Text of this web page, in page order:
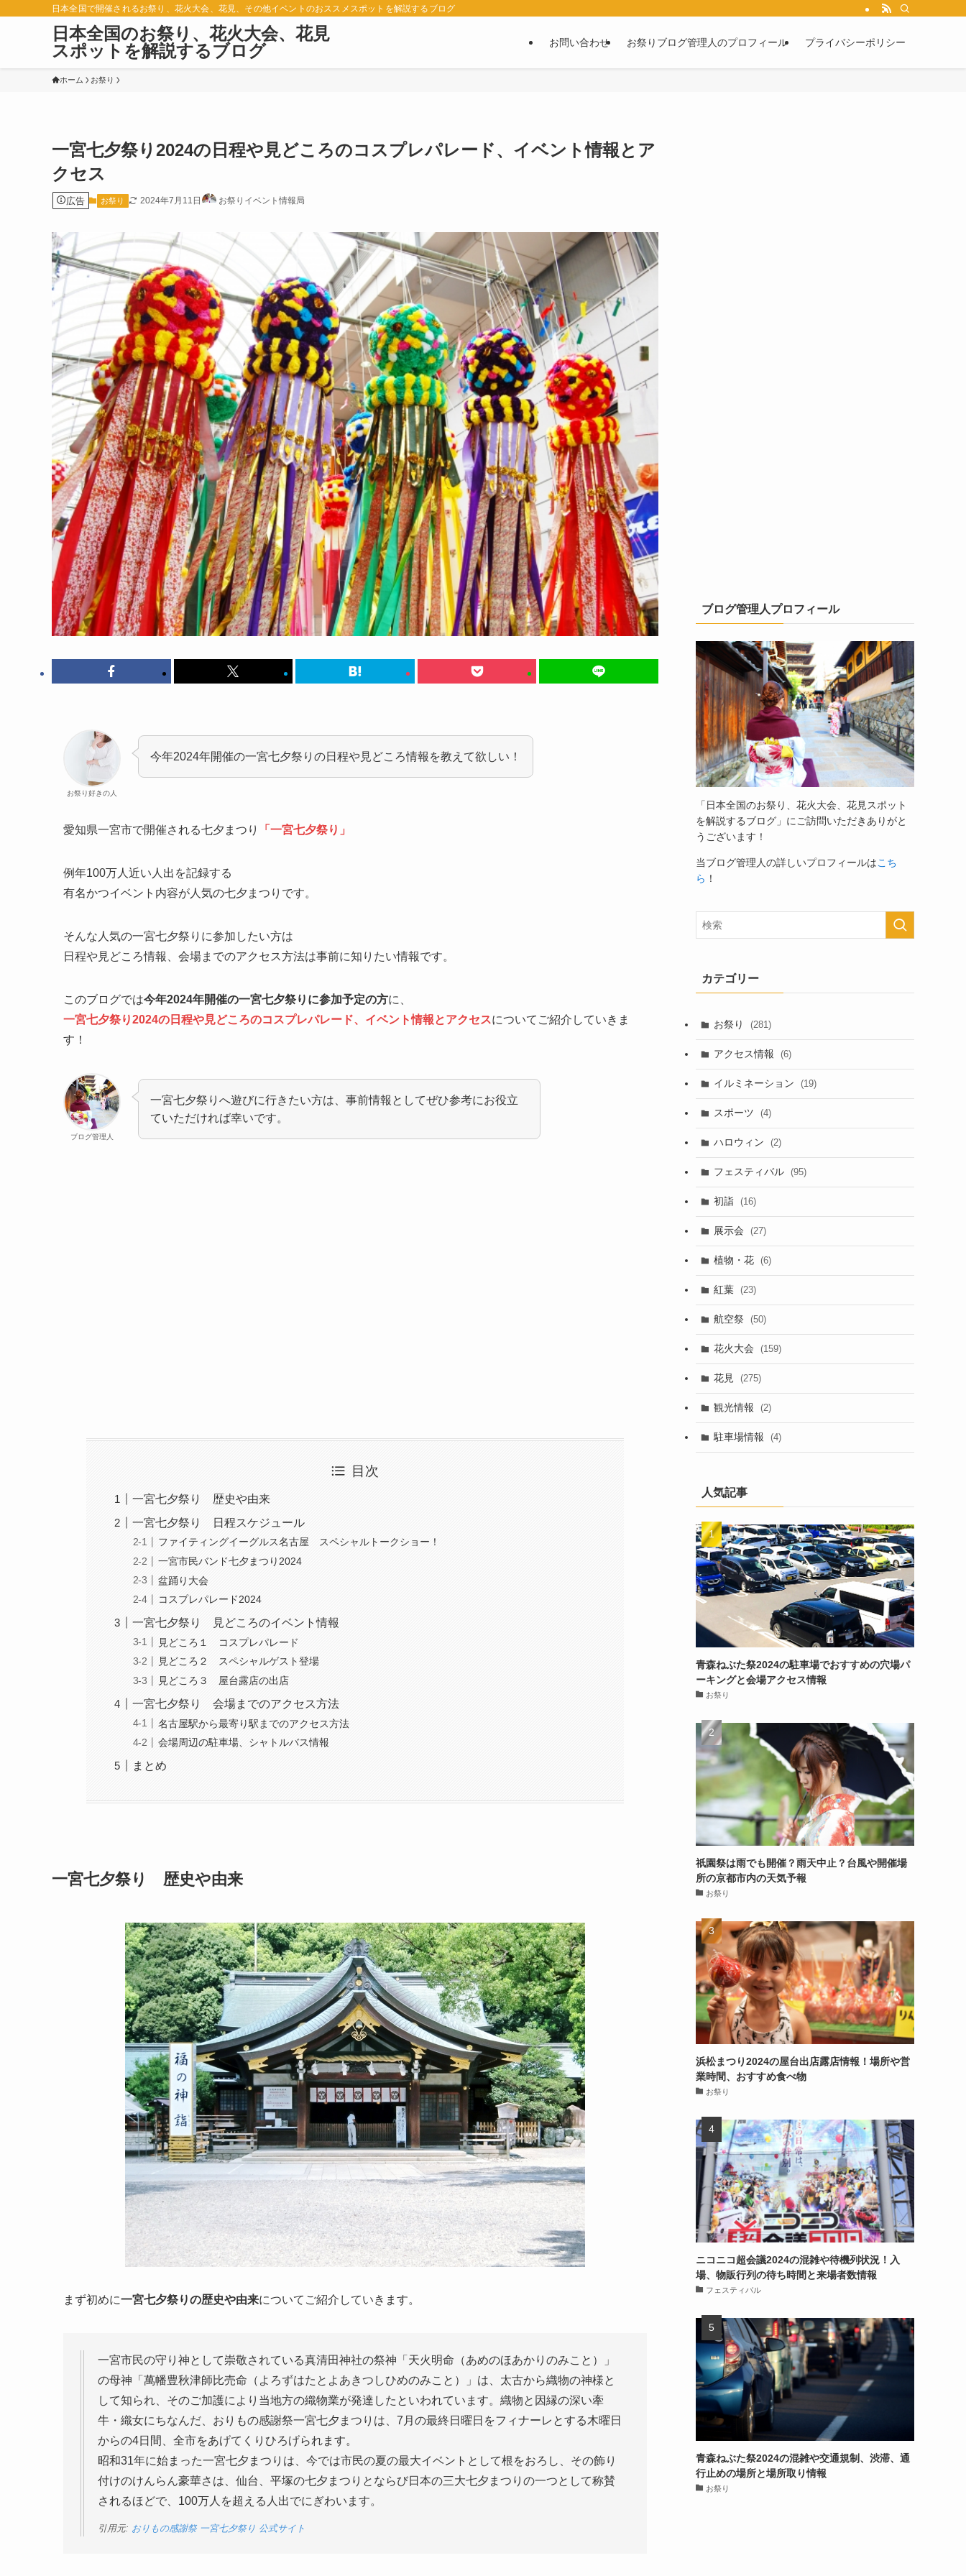
日本全国で開催されるお祭り、花火大会、花見、その他イベントのおススメスポットを解説するブログ
日本全国のお祭り、花火大会、花見
スポットを解説するブログ
お問い合わせ お祭りブログ管理人のプロフィール プライバシーポリシー
ホーム お祭り
一宮七夕祭り2024の日程や見どころのコスプレパレード、イベント情報とア
クセス
広告 お祭り 2024年7月11日 お祭りイベント情報局
お祭り好きの人
今年2024年開催の一宮七夕祭りの日程や見どころ情報を教えて欲しい！
愛知県一宮市で開催される七夕まつり 「一宮七夕祭り」
例年100万人近い人出を記録する
有名かつイベント内容が人気の七夕まつりです。
そんな人気の一宮七夕祭りに参加したい方は
日程や見どころ情報、会場までのアクセス方法は事前に知りたい情報です。
このブログでは今年2024年開催の一宮七夕祭りに参加予定の方に、
一宮七夕祭り2024の日程や見どころのコスプレパレード、イベント情報とアクセスについてご紹介していきま
す！
ブログ管理人
一宮七夕祭りへ遊びに行きたい方は、事前情報としてぜひ参考にお役立
ていただければ幸いです。
目次
一宮七夕祭り 歴史や由来
一宮七夕祭り 日程スケジュール
ファイティングイーグルス名古屋 スペシャルトークショー！
一宮市民バンド七夕まつり2024
盆踊り大会
コスプレパレード2024
一宮七夕祭り 見どころのイベント情報
見どころ１ コスプレパレード
見どころ２ スペシャルゲスト登場
見どころ３ 屋台露店の出店
一宮七夕祭り 会場までのアクセス方法
名古屋駅から最寄り駅までのアクセス方法
会場周辺の駐車場、シャトルバス情報
まとめ
一宮七夕祭り 歴史や由来
まず初めに一宮七夕祭りの歴史や由来についてご紹介していきます。
一宮市民の守り神として崇敬されている真清田神社の祭神「天火明命（あめのほあかりのみこと）」
の母神「萬幡豊秋津師比売命（よろずはたとよあきつしひめのみこと）」は、太古から織物の神様と
して知られ、そのご加護により当地方の織物業が発達したといわれています。織物と因縁の深い牽
牛・織女にちなんだ、おりもの感謝祭一宮七夕まつりは、7月の最終日曜日をフィナーレとする木曜日
からの4日間、全市をあげてくりひろげられます。
昭和31年に始まった一宮七夕まつりは、今では市民の夏の最大イベントとして根をおろし、その飾り
付けのけんらん豪華さは、仙台、平塚の七夕まつりとならび日本の三大七夕まつりの一つとして称賛
されるほどで、100万人を超える人出でにぎわいます。
引用元: おりもの感謝祭 一宮七夕祭り 公式サイト
ブログ管理人プロフィール
「日本全国のお祭り、花火大会、花見スポット
を解説するブログ」 にご訪問いただきありがと
うございます！
当ブログ管理人の詳しいプロフィールはこち
ら ！
カテゴリー
お祭り (281)
アクセス情報 (6)
イルミネーション (19)
スポーツ (4)
ハロウィン (2)
フェスティバル (95)
初詣 (16)
展示会 (27)
植物・花 (6)
紅葉 (23)
航空祭 (50)
花火大会 (159)
花見 (275)
観光情報 (2)
駐車場情報 (4)
人気記事
青森ねぶた祭2024の駐車場でおすすめの穴場パ
ーキングと会場アクセス情報
お祭り
祇園祭は雨でも開催？雨天中止？台風や開催場
所の京都市内の天気予報
お祭り
浜松まつり2024の屋台出店露店情報！場所や営
業時間、おすすめ食べ物
お祭り
ニコニコ超会議2024の混雑や待機列状況！入
場、物販行列の待ち時間と来場者数情報
フェスティバル
青森ねぶた祭2024の混雑や交通規制、渋滞、通
行止めの場所と場所取り情報
お祭り